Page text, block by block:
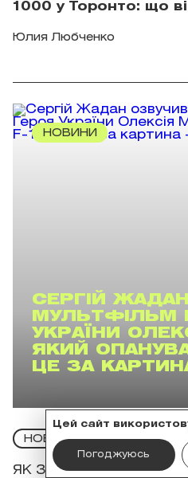
1000 у Торонто: що
Юлия Любченко
НОВИНИ
СЕРГІЙ
МУЛЬТФІЛЬМ
УКРАЇНИ
ЯКИЙ
ЦЕ ЗА
НОВИНИ Юлия
ЯК ЗМІНИВСЯ РИНОК
Цей сайт
Погоджуюсь